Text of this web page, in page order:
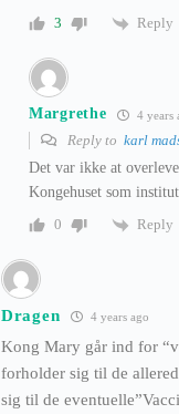
3
Reply
Margrethe 4 years
Reply to karl
Det var ikke at
Kongehuset som
0
Reply
Dragen 4 years ago
Kong Mary går ind for
forholder sig til de
sig til de